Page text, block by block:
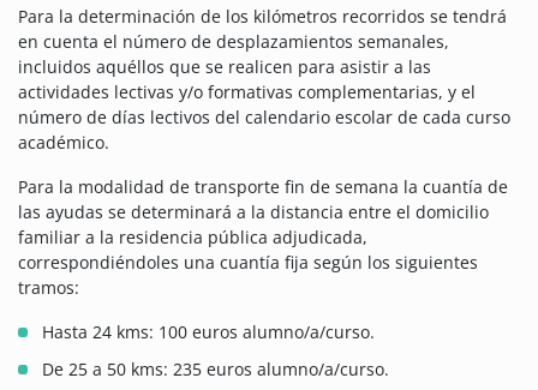
Para la determinación de los kilómetros recorridos se tendrá
en cuenta el número de desplazamientos semanales,
incluidos aquéllos que se realicen para asistir a las
actividades lectivas y/o formativas complementarias, y el
número de días lectivos del calendario escolar de cada curso
académico.
Para la modalidad de transporte fin de semana la cuantía de
las ayudas se determinará a la distancia entre el domicilio
familiar a la residencia pública adjudicada,
correspondiéndoles una cuantía fija según los siguientes
tramos:
Hasta 24 kms: 100 euros alumno/a/curso.
De 25 a 50 kms: 235 euros alumno/a/curso.